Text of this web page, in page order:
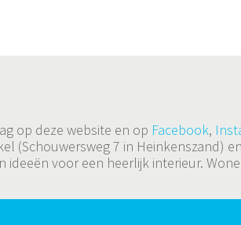
op deze website en op Facebook,
(Schouwersweg 7 in Heinkenszand)
ideeën voor een heerlijk interieur.